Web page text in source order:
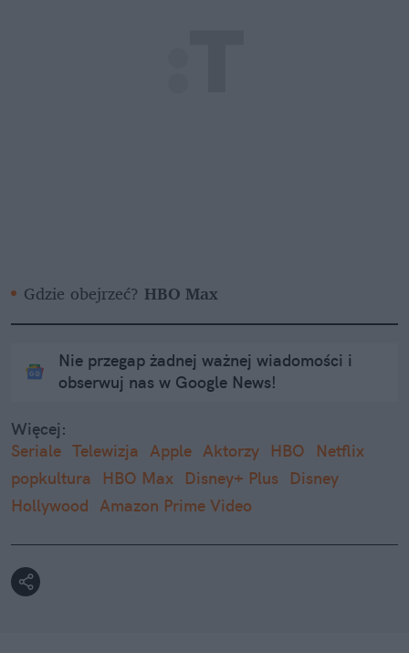
Gdzie obejrzeć? HBO Max
Nie przegap żadnej ważnej wiadomości i
obserwuj nas w Google News!
Więcej:
Seriale Telewizja Apple Aktorzy HBO
Netflix
popkultura
HBO Max Disney+ Plus
Disney
Hollywood Amazon Prime Video